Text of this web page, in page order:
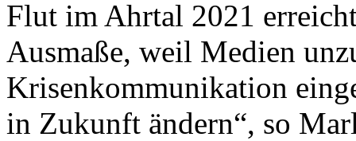
Flut im Ahrtal 2021
Ausmaße, weil Medien
Krisenkommunikation
in Zukunft ändern“, so